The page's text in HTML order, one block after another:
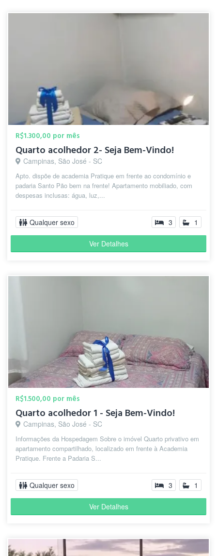
R$1.300,00 por mês
Quarto acolhedor 2- Seja Bem-Vindo!
Campinas, São José - SC
Apto. dispõe de academia Pratique em frente ao condomínio e
padaria Santo Pão bem na frente! Apartamento mobiliado, com
despesas inclusas: água, luz,...
Qualquer sexo 3 1
Ver Detalhes
R$1.500,00 por mês
Quarto acolhedor 1 - Seja Bem-Vindo!
Campinas, São José - SC
Informações da Hospedagem Sobre o imóvel Quarto privativo em
apartamento compartilhado, localizado em frente à Academia
Pratique. Frente a Padaria S...
Qualquer sexo 3 1
Ver Detalhes